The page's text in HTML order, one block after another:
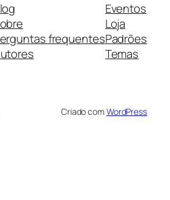
frequentes
Eventos
Loja
Padrões
Temas
Criado com WordPress